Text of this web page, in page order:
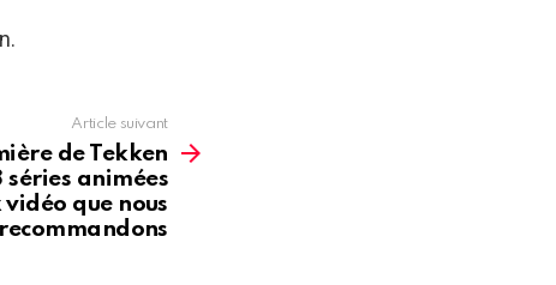
Article suivant
de Tekken
animées
vidéo que nous